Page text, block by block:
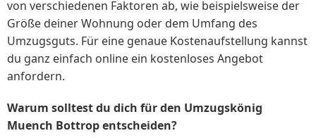
von verschiedenen Faktoren ab, wie beispielsweise der
Größe deiner Wohnung oder dem Umfang des
Umzugsguts. Für eine genaue Kostenaufstellung kannst
du ganz einfach online ein kostenloses Angebot
anfordern.
Warum solltest du dich für den Umzugskönig
Muench Bottrop entscheiden?